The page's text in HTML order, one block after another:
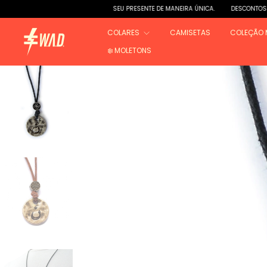
SEU PRESENTE DE MANEIRA ÚNICA. DESCONTOS
COLARES CAMISETAS
COLEÇÃO
❄️ MOLETONS